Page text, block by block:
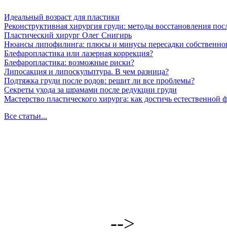
Идеальный возраст для пластики
Реконструктивная хирургия груди: методы восстановления
Пластический хирург Олег Снигирь
Нюансы липофилинга: плюсы и минусы пересадки
Блефаропластика или лазерная коррекция?
Блефаропластика: возможные риски?
Липосакция и липоскульптура. В чем разница?
Подтяжка груди после родов: решит ли все проблемы?
Секреты ухода за шрамами после редукции груди
Мастерство пластического хирурга: как достичь
Все статьи...
-->